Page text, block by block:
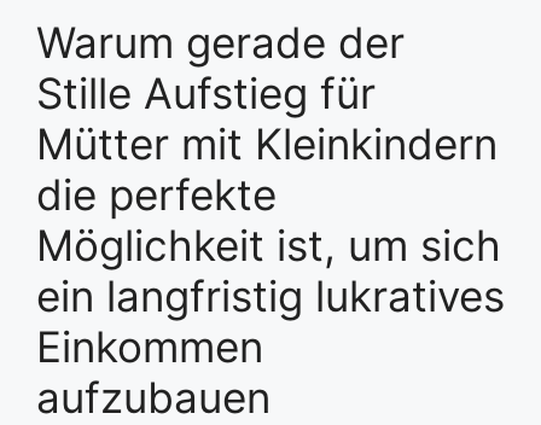
Warum gerade der
Stille Aufstieg für
Mütter mit Kleinkindern
die perfekte
Möglichkeit ist, um sich
ein langfristig lukratives
Einkommen
aufzubauen